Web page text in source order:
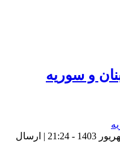
و سوریه
شناسه خبر : 750 | تاریخ انتشار : 27 شهریور 1403 - 21:24 | ارسال